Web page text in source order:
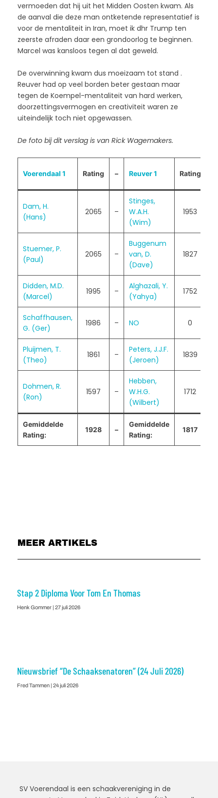
vermoeden dat hij uit het Midden Oosten kwam. Als
de aanval die deze man ontketende representatief is
voor de mentaliteit in Iran, moet ik dhr Trump ten
zeerste afraden daar een grondoorlog te beginnen.
Marcel was kansloos tegen al dat geweld.
De overwinning kwam dus moeizaam tot stand .
Reuver had op veel borden beter gestaan maar
tegen de Koempel-mentaliteit van hard werken,
doorzettingsvermogen en creativiteit waren ze
uiteindelijk toch niet opgewassen.
De foto bij dit verslag is van Rick Wagemakers.
Voerendaal 1 Rating – Reuver 1 Rating
Dam, H.
(Hans)
2065 –
Stinges,
W.A.H.
(Wim)
1953
Stuemer, P.
(Paul)
2065 –
Buggenum
van, D.
(Dave)
1827
Didden, M.D.
(Marcel)
1995 –
Alghazali, Y.
(Yahya)
1752
Schaffhausen,
G. (Ger)
1986 – NO 0
Pluijmen, T.
(Theo)
1861 –
Peters, J.J.F.
(Jeroen)
1839
Dohmen, R.
(Ron)
1597 –
Hebben,
W.H.G.
(Wilbert)
1712
Gemiddelde
Rating:
1928 –
Gemiddelde
Rating:
1817
MEER ARTIKELS
Stap 2 Diploma Voor Tom En Thomas
Henk Gommer 27 juli 2026
Nieuwsbrief “De Schaaksenatoren” (24 Juli 2026)
Fred Tammen 24 juli 2026
SV Voerendaal is een schaakvereniging in de